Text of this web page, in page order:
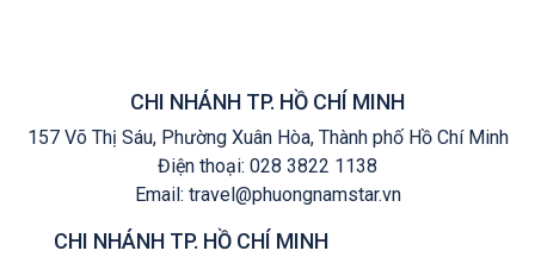
CHI NHÁNH TP. HỒ CHÍ MINH
157 Võ Thị Sáu, Phường Xuân Hòa, Thành phố Hồ Chí Minh
Điện thoại: 028 3822 1138
Email: travel@phuongnamstar.vn
CHI NHÁNH TP. HỒ CHÍ MINH